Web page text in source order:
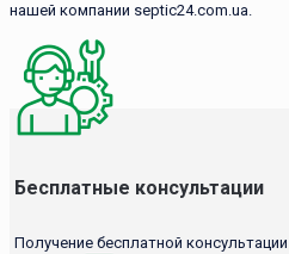
нашей компании septic24.com.ua.
Бесплатные консультации
Получение бесплатной